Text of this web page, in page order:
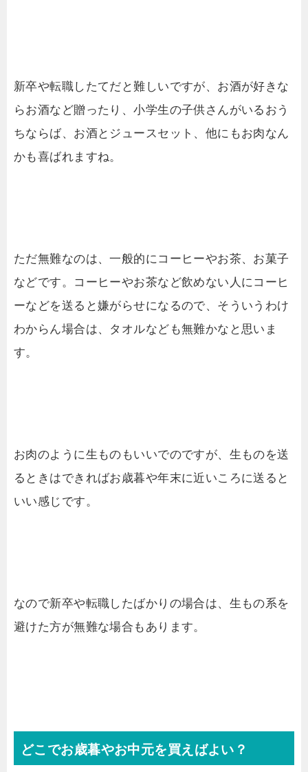
新卒や転職したてだと難しいですが、お酒が好きな
らお酒など贈ったり、小学生の子供さんがいるおう
ちならば、お酒とジュースセット、他にもお肉なん
かも喜ばれますね。
ただ無難なのは、一般的にコーヒーやお茶、お菓子
などです。コーヒーやお茶など飲めない人にコーヒ
ーなどを送ると嫌がらせになるので、そういうわけ
わからん場合は、タオルなども無難かなと思いま
す。
お肉のように生ものもいいでのですが、生ものを送
るときはできればお歳暮や年末に近いころに送ると
いい感じです。
なので新卒や転職したばかりの場合は、生もの系を
避けた方が無難な場合もあります。
どこでお歳暮やお中元を買えばよい？